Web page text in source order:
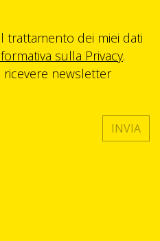
trattamento dei miei dati
sulla Privacy.
newsletter